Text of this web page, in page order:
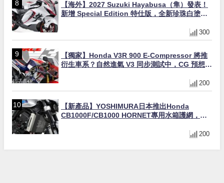
【海外】2027 Suzuki Hayabusa（隼）發表！
新增 Special Edition 特仕版，全新珍珠白塗裝
300
【獨家】Honda V3R 900 E-Compressor 將推
衍生車系？自然進氣 V3 同步測試中，CG 預想曝
200
【新產品】YOSHIMURA日本推出Honda
CB1000F/CB1000 HORNET專用水箱護網，六
200